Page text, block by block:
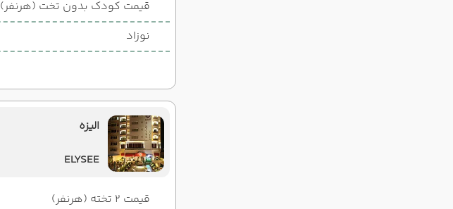
قیمت کودک بدون تخت (هرنفر)
نوزاد
الیزه
ELYSEE
قیمت 2 تخته (هرنفر)